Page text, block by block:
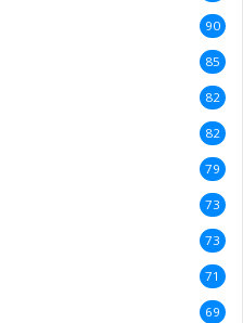
90
85
82
82
79
73
73
71
69